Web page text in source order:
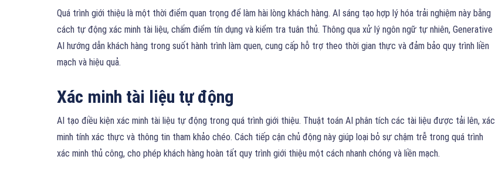
Quá trình giới thiệu là một thời điểm quan trọng để làm hài lòng khách hàng. AI sáng tạo hợp lý hóa trải nghiệm này bằng
cách tự động xác minh tài liệu, chấm điểm tín dụng và kiểm tra tuân thủ. Thông qua xử lý ngôn ngữ tự nhiên, Generative
AI hướng dẫn khách hàng trong suốt hành trình làm quen, cung cấp hỗ trợ theo thời gian thực và đảm bảo quy trình liền
mạch và hiệu quả.
Xác minh tài liệu tự động
AI tạo điều kiện xác minh tài liệu tự động trong quá trình giới thiệu. Thuật toán AI phân tích các tài liệu được tải lên, xác
minh tính xác thực và thông tin tham khảo chéo. Cách tiếp cận chủ động này giúp loại bỏ sự chậm trễ trong quá trình
xác minh thủ công, cho phép khách hàng hoàn tất quy trình giới thiệu một cách nhanh chóng và liền mạch.